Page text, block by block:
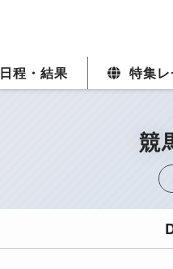
日程・結果 特集
競